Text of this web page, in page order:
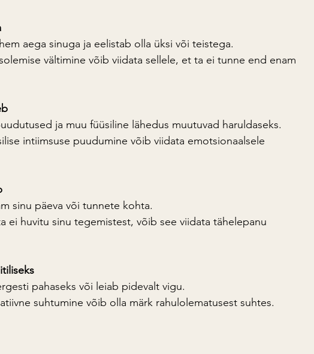
aega sinuga ja eelistab olla üksi või teistega.
vältimine võib viidata sellele, et ta ei tunne end enam
ja muu füüsiline lähedus muutuvad haruldaseks.
intiimsuse puudumine võib viidata emotsionaalsele
sinu päeva või tunnete kohta.
ei huvitu sinu tegemistest, võib see viidata tähelepanu
pahaseks või leiab pidevalt vigu.
suhtumine võib olla märk rahulolematusest suhtes.